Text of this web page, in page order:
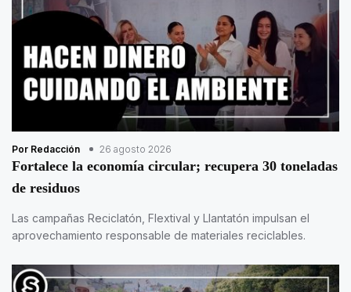
Por Redacción 26 agosto 2026
Fortalece la economía circular; recupera 30 toneladas
de residuos
Las campañas Reciclatón, Flextival y Llantatón impulsan el
aprovechamiento responsable de materiales reciclables.